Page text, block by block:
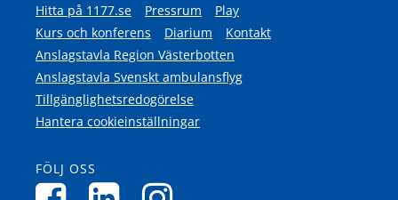
Hitta på 1177.se
Pressrum
Play
Kurs och konferens
Diarium
Kontakt
Anslagstavla Region Västerbotten
Anslagstavla Svenskt ambulansflyg
Tillgänglighetsredogörelse
Hantera cookieinställningar
FÖLJ OSS